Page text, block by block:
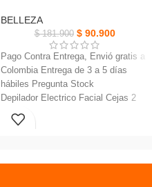
BELLEZA
$181.900 $90.900
Pago Contra Entrega, Envió gratis a
Colombia Entrega de 3 a 5 días
hábiles Pregunta Stock
Depilador Electrico Facial Cejas 2
En 1 Depilador de cejas para peinar
cejas irregulares